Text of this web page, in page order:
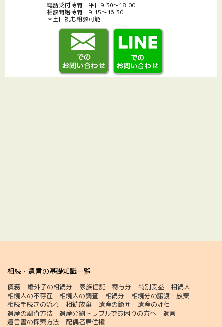
電話受付時間：平日9:30～18:00
相談開始時間：9:15～16:30
＊土日祝も相談可能
相続・遺言の基礎知識一覧
債務 婚外子の相続分 家族信託 寄与分 特別受益
相続人
相続人の不存在
相続人の調査 相続分
相続分の譲渡・放棄
相続手続きの流れ
相続放棄 遺産の範囲
遺産の評価
遺産の調査方法
遺産分割トラブルでお困りの方へ
遺言
遺言書の探索方法
配偶者居住権